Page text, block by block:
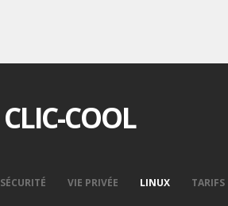
CLIC-COOL
SÉCURITÉ VIE PRIVÉE LINUX TARIFS